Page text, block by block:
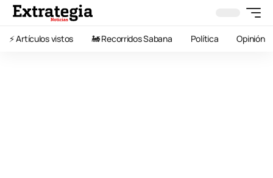
⚡️ Artículos vistos 🚂 Recorridos Sabana Política Opinión